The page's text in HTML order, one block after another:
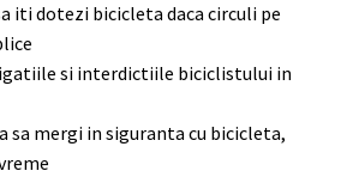
iti dotezi bicicleta daca circuli pe
si interdictiile biciclistului in
sa mergi in siguranta cu bicicleta,